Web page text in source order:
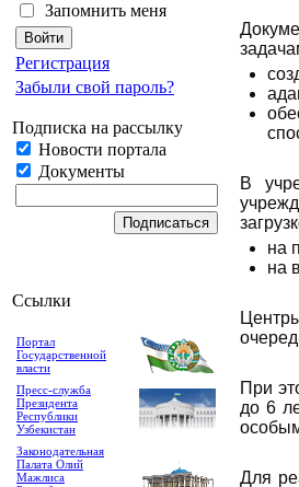
Запомнить меня
Регистрация
Забыли свой пароль?
Подписка на рассылку
Новости портала
Документы
Ссылки
Портал
Государственной
власти
Пресс-служба
Президента
Республики
Узбекистан
Законодательная
Палата Олий
Мажлиса
В
на
на
При
до 6
Для